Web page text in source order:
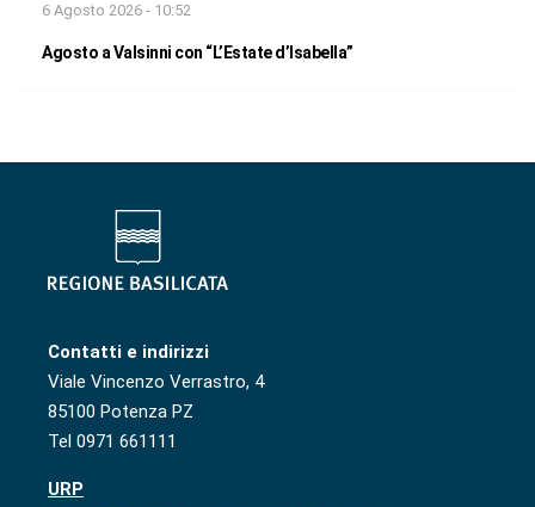
6 Agosto 2026 - 10:52
Agosto a Valsinni con “L’Estate d’Isabella”
Contatti e indirizzi
Viale Vincenzo Verrastro, 4
85100 Potenza PZ
Tel 0971 661111
URP